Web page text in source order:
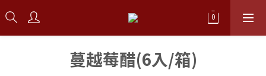
蔓越莓醋(6入/箱)